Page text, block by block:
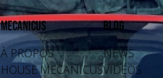
Mecanicus
À PROPOS
HOUSE MECANICUS
Blog
NEWS
VIDÉOS